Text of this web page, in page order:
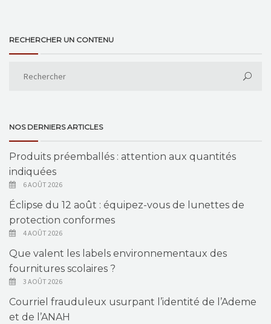
RECHERCHER UN CONTENU
NOS DERNIERS ARTICLES
Produits préemballés : attention aux quantités
indiquées
6 AOÛT 2026
Éclipse du 12 août : équipez-vous de lunettes de
protection conformes
4 AOÛT 2026
Que valent les labels environnementaux des
fournitures scolaires ?
3 AOÛT 2026
Courriel frauduleux usurpant l’identité de l’Ademe
et de l’ANAH